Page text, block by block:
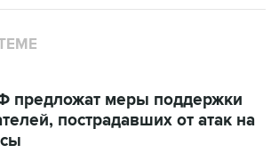
предложат меры поддержки
пострадавших от атак на